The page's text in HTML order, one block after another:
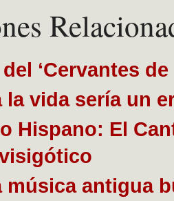
‘Cervantes de
la vida sería un
Hispano: El
música antigua